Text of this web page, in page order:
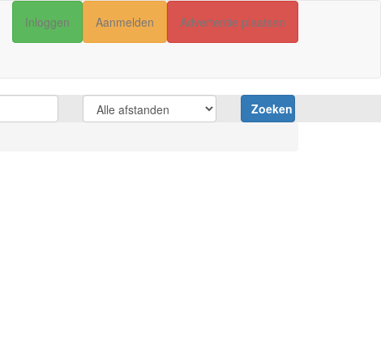
Inloggen Aanmelden Advertentie plaatsen
Zoeken